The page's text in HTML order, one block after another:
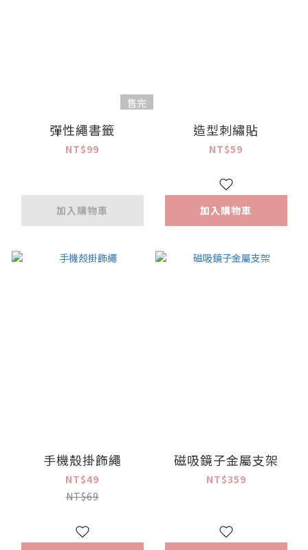
售完
彈性繩書籤
NT$99
加入購物車
造型刺繡貼
NT$59
加入購物車
手機殼掛飾繩
NT$49
NT$69
磁吸鏡子金屬支架
NT$359